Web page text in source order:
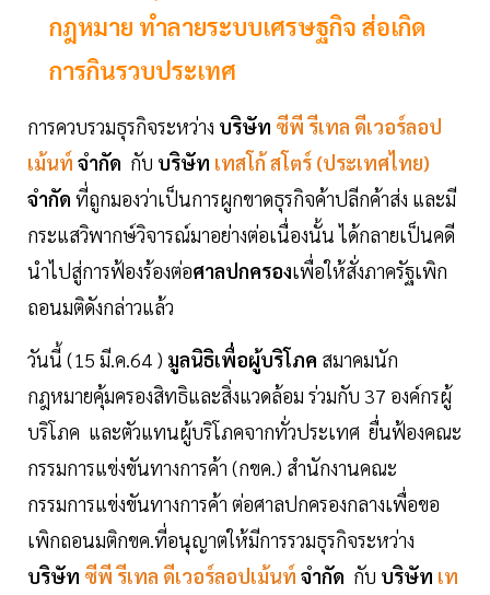
กฎหมาย ทำลายระบบเศรษฐกิจ ส่อเกิด
การกินรวบประเทศ
การควบรวมธุรกิจระหว่าง บริษัท ซีพี รีเทล ดีเวอร์ลอป
เม้นท์ จำกัด กับ บริษัท เทสโก้ สโตร์ (ประเทศไทย)
จำกัด ที่ถูกมองว่าเป็นการผูกขาดธุรกิจค้าปลีกค้าส่ง และมี
กระแสวิพากษ์วิจารณ์มาอย่างต่อเนื่องนั้น ได้กลายเป็นคดี
นำไปสู่การฟ้องร้องต่อศาลปกครองเพื่อให้สั่งภาครัฐเพิก
ถอนมติดังกล่าวแล้ว
วันนี้ (15 มี.ค.64 ) มูลนิธิเพื่อผู้บริโภค สมาคมนัก
กฎหมายคุ้มครองสิทธิและสิ่งแวดล้อม ร่วมกับ 37 องค์กรผู้
บริโภค และตัวแทนผู้บริโภคจากทั่วประเทศ ยื่นฟ้องคณะ
กรรมการแข่งขันทางการค้า (กขค.) สำนักงานคณะ
กรรมการแข่งขันทางการค้า ต่อศาลปกครองกลางเพื่อขอ
เพิกถอนมติกขค.ที่อนุญาตให้มีการรวมธุรกิจระหว่าง
บริษัท ซีพี รีเทล ดีเวอร์ลอปเม้นท์ จำกัด กับ บริษัท เท